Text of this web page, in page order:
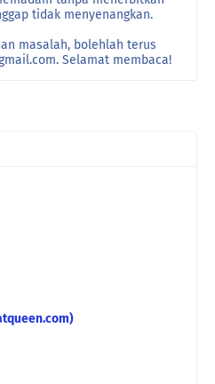
tidak menyenangkan.
masalah, bolehlah terus
Selamat membaca!